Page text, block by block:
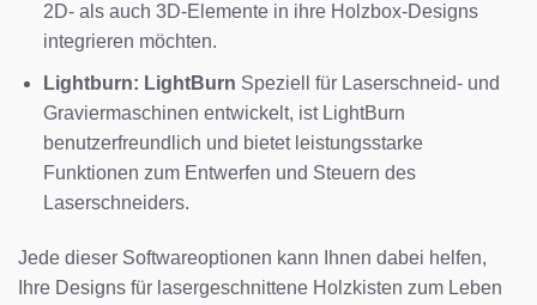
2D- als auch 3D-Elemente in ihre Holzbox-Designs
integrieren möchten.
Lightburn: LightBurn Speziell für Laserschneid- und
Graviermaschinen entwickelt, ist LightBurn
benutzerfreundlich und bietet leistungsstarke
Funktionen zum Entwerfen und Steuern des
Laserschneiders.
Jede dieser Softwareoptionen kann Ihnen dabei helfen,
Ihre Designs für lasergeschnittene Holzkisten zum Leben